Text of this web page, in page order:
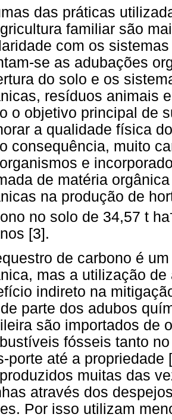
das práticas
familiar são
com os
se as adubações
do solo e os
resíduos animais
o objetivo principal de
a qualidade física
consequência, muito
e
de matéria
na produção de
no solo de 34,57 t ha
[3].
de carbono é
mas a utilização
indireto na
parte dos adubos
são importados de
fósseis tanto
porte até a
muitas das
através dos
Por isso utilizam